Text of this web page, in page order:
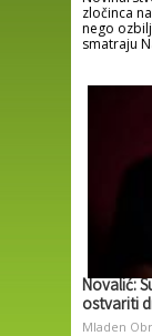
zločinca
nego
smatraju
Novalić:
ostvariti
Mladen